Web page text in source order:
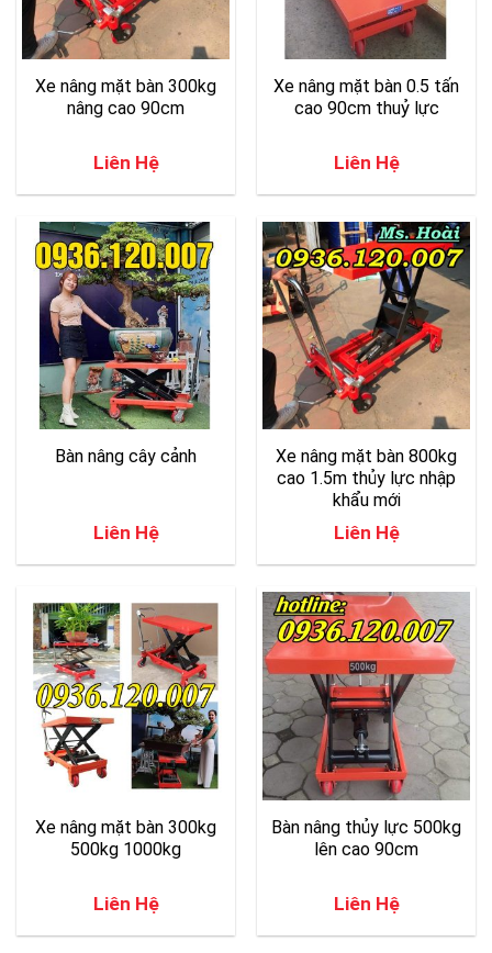
Xe nâng mặt bàn 300kg
nâng cao 90cm
Liên Hệ
Xe nâng mặt bàn 0.5 tấn
cao 90cm thuỷ lực
Liên Hệ
Bàn nâng cây cảnh
Liên Hệ
Xe nâng mặt bàn 800kg
cao 1.5m thủy lực nhập
khẩu mới
Liên Hệ
Xe nâng mặt bàn 300kg
500kg 1000kg
Liên Hệ
Bàn nâng thủy lực 500kg
lên cao 90cm
Liên Hệ